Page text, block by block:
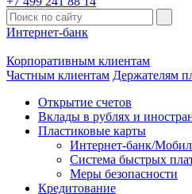
Интернет-банк
Корпоративным клиентам
Частным клиентам Держателям
Открытие счетов
Вклады в рублях и
Пластиковые карты
Интернет-банк/
Система быстрых
Меры безопасности
Кредитование